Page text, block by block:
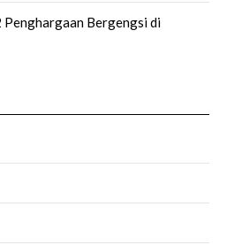
Penghargaan Bergengsi di